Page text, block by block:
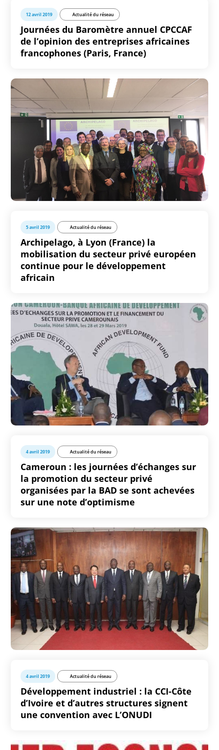
12 avril 2019 Actualité du réseau
Journées du Baromètre annuel CPCCAF
de l’opinion des entreprises africaines
francophones (Paris, France)
5 avril 2019 Actualité du réseau
Archipelago, à Lyon (France) la
mobilisation du secteur privé européen
continue pour le développement
africain
4 avril 2019 Actualité du réseau
Cameroun : les journées d’échanges sur
la promotion du secteur privé
organisées par la BAD se sont achevées
sur une note d’optimisme
4 avril 2019 Actualité du réseau
Développement industriel : la CCI-Côte
d’Ivoire et d’autres structures signent
une convention avec L’ONUDI